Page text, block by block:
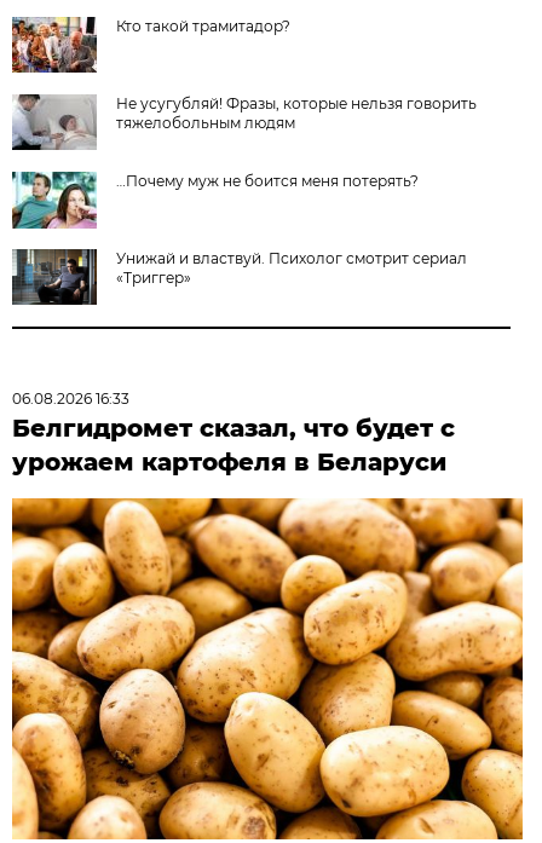
Кто такой трамитадор?
Не усугубляй! Фразы, которые нельзя говорить
тяжелобольным людям
…Почему муж не боится меня потерять?
Унижай и властвуй. Психолог смотрит сериал
«Триггер»
06.08.2026 16:33
Белгидромет сказал, что будет с
урожаем картофеля в Беларуси